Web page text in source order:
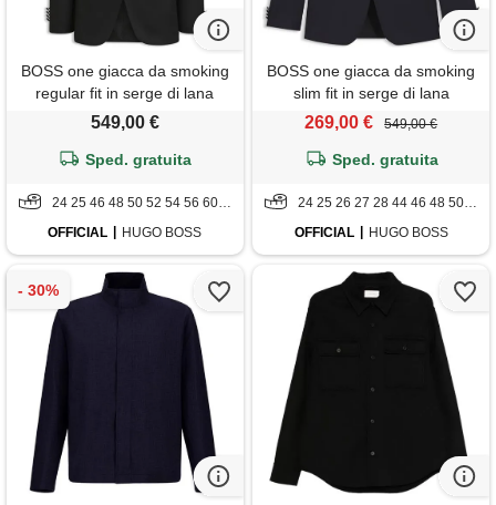
BOSS one giacca da smoking
regular fit in serge di lana
vergine, nero
549,00 €
Sped. gratuita
24 25 46 48 50 52 54 56 60 94
OFFICIAL
HUGO BOSS
BOSS one giacca da smoking
slim fit in serge di lana
vergine, blu scuro
269,00 € 549,00 €
Sped. gratuita
24 25 26 27 28 44 46 48 50 52 54 56 58 60 98
OFFICIAL
HUGO BOSS